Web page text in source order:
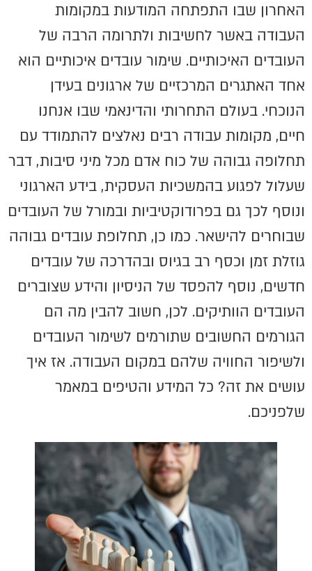
האחרון שבו התפתחה המודעות במקומות
העבודה באשר לחשיבות ולתרומה הרבה של
העובדים האיכותיים. שימור עובדים איכותיים הוא
אחד האתגרים המרכזיים של ארגונים בעידן
הנוכחי. בעולם התחרותי והדינאמי שבו אנחנו
חיים, מקומות עבודה רבים נאלצים להתמודד עם
תחלופה גבוהה של כוח אדם מכל מיני סיבות, דבר
שעלול לפגוע בהמשכיות העסקית, בידע הארגוני
ונוסף לכך גם בפרודוקטיביות ובמורל של העובדים
שבוחרים להישאר. כמו כן, תחלופת עובדים גבוהה
גוזלת זמן וכסף רב בגיוס ובהדרכה של עובדים
חדשים, נוסף להפסד של הניסיון והידע שצוברים
העובדים הוותיקים. לכן, חשוב להבין מה הם
הגורמים החשובים שתורמים לשימור העובדים
ולשיפור החוויה שלהם במקום העבודה. אז איך
עושים את זה? כל המידע והטיפים במאמר
שלפניכם.